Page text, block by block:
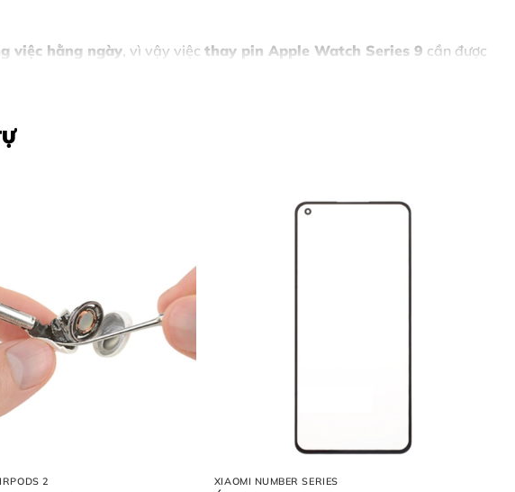
việc hằng ngày, vì vậy việc thay pin Apple Watch Series 9 cần được
2 XIAOMI NUMBER SERIES